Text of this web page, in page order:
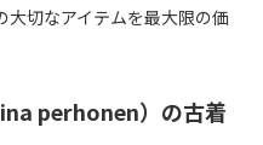
大切なアイテムを最大限の価
perhonen）の古着